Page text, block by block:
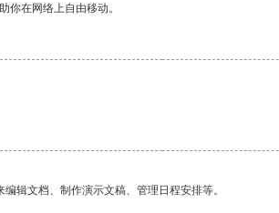
你在网络上自由移动。
辑文档、制作演示文稿、管理日程安排等。